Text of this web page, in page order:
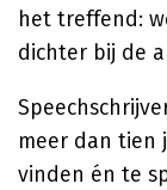
het treffend:
dichter bij de
meer dan tien
vinden én te